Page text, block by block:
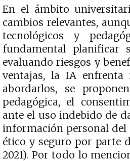
En el ámbito
cambios relevantes,
tecnológicos y
fundamental planificar
evaluando riesgos y
ventajas, la IA enfrenta
abordarlos, se
pedagógica, el
ante el uso indebido de
información personal
ético y seguro por parte
2021). Por todo lo